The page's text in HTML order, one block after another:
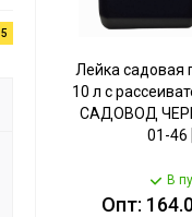
5
Лейка садовая
10 л с
САДОВОД
01-46
В
Опт: